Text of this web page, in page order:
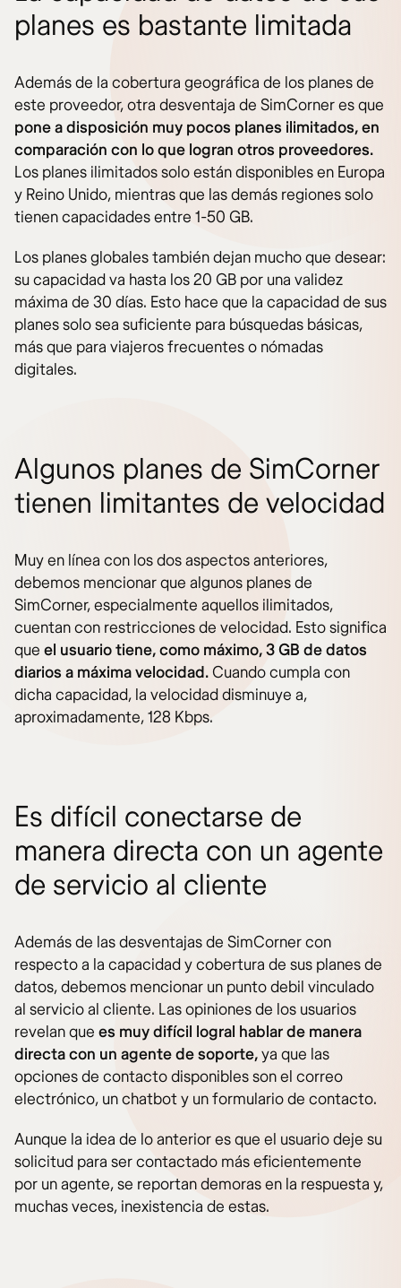
planes es bastante limitada
Además de la cobertura geográfica de los planes de
este proveedor, otra desventaja de SimCorner es que
pone a disposición muy pocos planes ilimitados, en
comparación con lo que logran otros proveedores.
Los planes ilimitados solo están disponibles en Europa
y Reino Unido, mientras que las demás regiones solo
tienen capacidades entre 1-50 GB.
Los planes globales también dejan mucho que desear:
su capacidad va hasta los 20 GB por una validez
máxima de 30 días. Esto hace que la capacidad de sus
planes solo sea suficiente para búsquedas básicas,
más que para viajeros frecuentes o nómadas
digitales.
Algunos planes de SimCorner
tienen limitantes de velocidad
Muy en línea con los dos aspectos anteriores,
debemos mencionar que algunos planes de
SimCorner, especialmente aquellos ilimitados,
cuentan con restricciones de velocidad. Esto significa
que el usuario tiene, como máximo, 3 GB de datos
diarios a máxima velocidad.Cuando cumpla con
dicha capacidad, la velocidad disminuye a,
aproximadamente, 128 Kbps.
Es difícil conectarse de
manera directa con un agente
de servicio al cliente
Además de las desventajas de SimCorner con
respecto a la capacidad y cobertura de sus planes de
datos, debemos mencionar un punto debil vinculado
al servicio al cliente. Las opiniones de los usuarios
revelan que es muy difícil logral hablar de manera
directa con un agente de soporte,ya que las
opciones de contacto disponibles son el correo
electrónico, un chatbot y un formulario de contacto.
Aunque la idea de lo anterior es que el usuario deje su
solicitud para ser contactado más eficientemente
por un agente, se reportan demoras en la respuesta y,
muchas veces, inexistencia de estas.